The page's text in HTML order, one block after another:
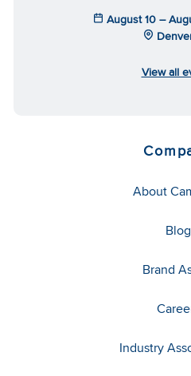
August 10 –
View all
About
Blog
Brand
Industry